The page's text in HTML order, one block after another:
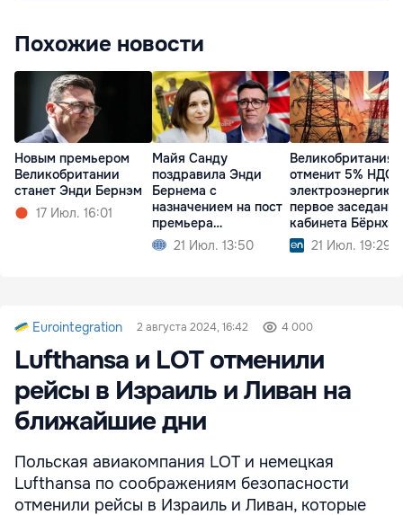
Похожие новости
Новым премьером
Великобритании
станет Энди Бернэм
17 Июл. 16:01
Майя Санду
поздравила Энди
Бернема с
назначением на пост
премьера
Великобритании
21 Июл. 13:50
Великобритания
отменит 5% НДС
электроэнергию:
первое заседание
кабинета
21 Июл. 19:29
Eurointegration 2 августа 2024, 16:42 4 000
Lufthansa и LOT отменили
рейсы в Израиль и Ливан на
ближайшие дни
Польская авиакомпания LOT и немецкая
Lufthansa по соображениям безопасности
отменили рейсы в Израиль и Ливан, которые